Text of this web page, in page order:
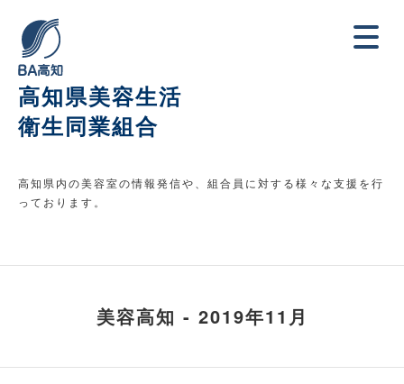
高知県美容生活
衛生同業組合
高知県内の美容室の情報発信や、組合員に対する様々な支援を行
っております。
美容高知 - 2019年11月